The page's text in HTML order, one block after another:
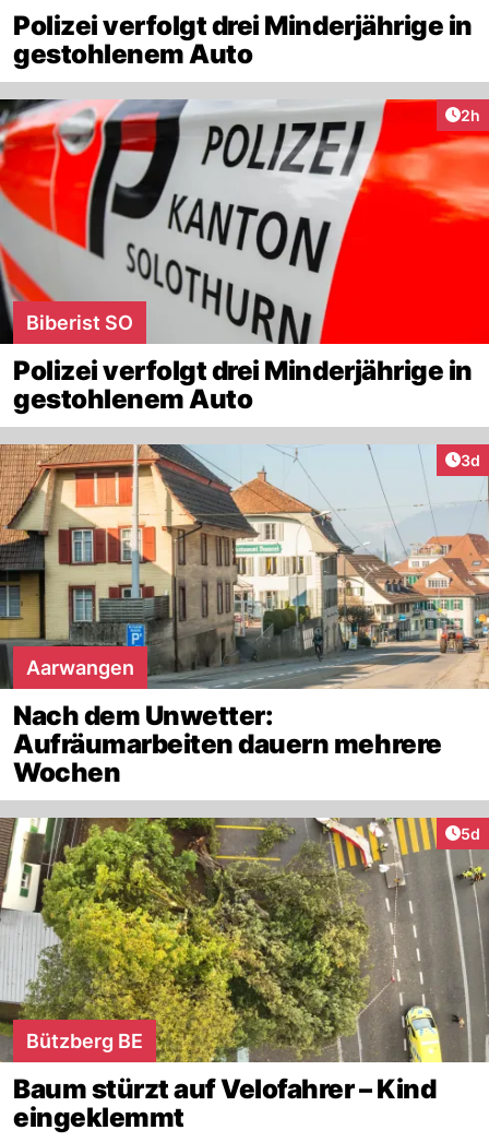
Polizei verfolgt drei Minderjährige in
gestohlenem Auto
2h
Biberist SO
Polizei verfolgt drei Minderjährige in
gestohlenem Auto
3d
Aarwangen
Nach dem Unwetter:
Aufräumarbeiten dauern mehrere
Wochen
5d
Bützberg BE
Baum stürzt auf Velofahrer – Kind
eingeklemmt